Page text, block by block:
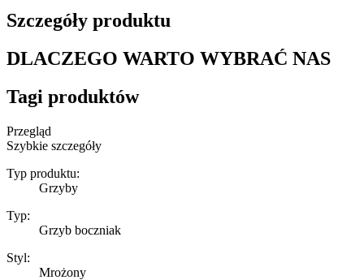
Szczegóły produktu
DLACZEGO WARTO WYBRAĆ NAS
Tagi produktów
Przegląd
Szybkie szczegóły
Typ produktu:
Grzyby
Typ:
Grzyb boczniak
Styl:
Mrożony